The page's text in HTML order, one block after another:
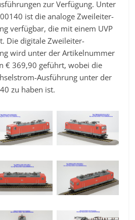
zur Verfügung. Unter
ist die analoge Zweileiter-
verfügbar, die mit einem UVP
Die digitale Zweileiter-
wird unter der Artikelnummer
€ 369,90 geführt, wobei die
Ausführung unter der
zu haben ist.